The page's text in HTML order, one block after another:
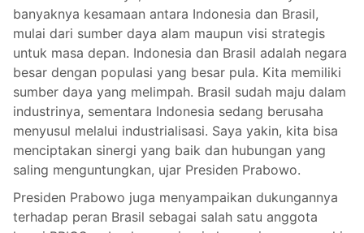
banyaknya kesamaan antara Indonesia dan Brasil,
mulai dari sumber daya alam maupun visi strategis
untuk masa depan. Indonesia dan Brasil adalah negara
besar dengan populasi yang besar pula. Kita memiliki
sumber daya yang melimpah. Brasil sudah maju dalam
industrinya, sementara Indonesia sedang berusaha
menyusul melalui industrialisasi. Saya yakin, kita bisa
menciptakan sinergi yang baik dan hubungan yang
saling menguntungkan, ujar Presiden Prabowo.
Presiden Prabowo juga menyampaikan dukungannya
terhadap peran Brasil sebagai salah satu anggota